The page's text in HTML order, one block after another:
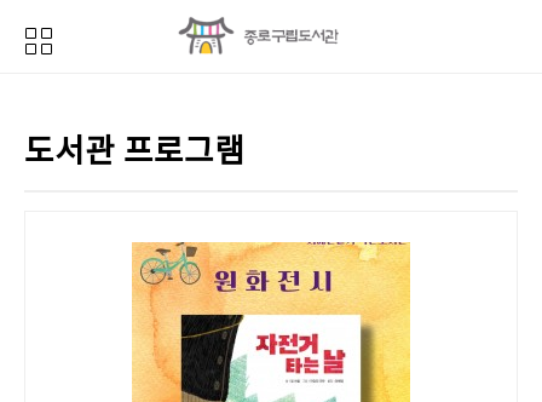
도서관 프로그램